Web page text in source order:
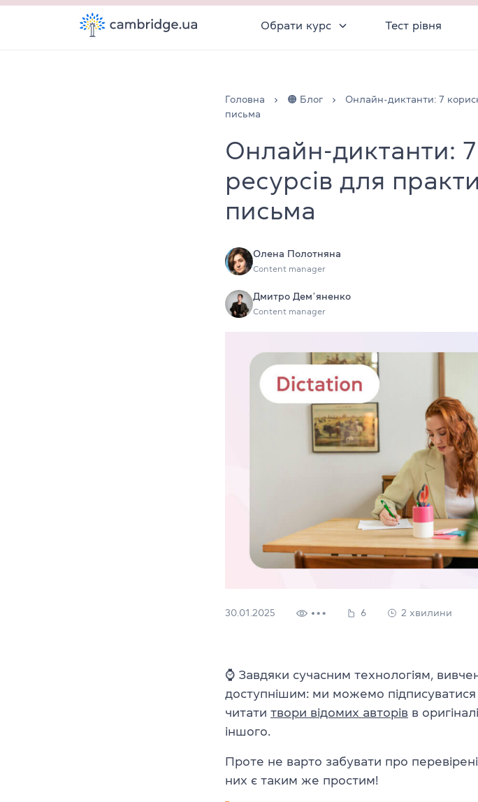
Обрати курс Тест рівня
Головна 🟠 Блог
Онлайн-диктанти: 7
письма
Онлайн-диктанти:
ресурсів для
письма
Олена Полотняна
Content manager
Дмитро Демʼяненко
Content manager
30.01.2025 6 2 хвилини
⌚ Завдяки сучасним технологіям,
доступнішим: ми можемо
читати твори відомих авторів в
іншого.
Проте не варто забувати про
них є таким же простим!